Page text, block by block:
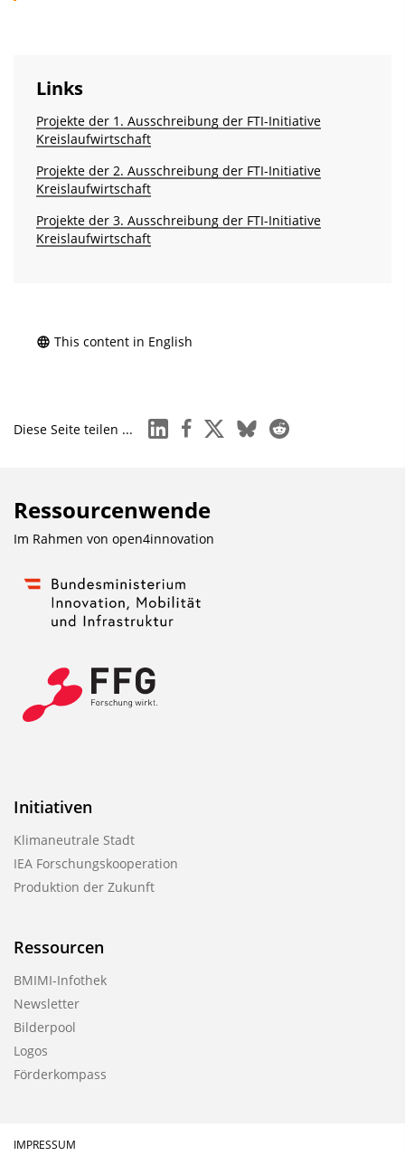
Links
Projekte der 1. Ausschreibung der FTI-Initiative
Kreislaufwirtschaft
Projekte der 2. Ausschreibung der FTI-Initiative
Kreislaufwirtschaft
Projekte der 3. Ausschreibung der FTI-Initiative
Kreislaufwirtschaft
This content in English
Diese Seite teilen ... linkedinfacebook
x blueskyreddit
Ressourcenwende
Im Rahmen von open4innovation
Initiativen
Klimaneutrale Stadt
IEA Forschungskooperation
Produktion der Zukunft
Ressourcen
BMIMI-Infothek
Newsletter
Bilderpool
Logos
Förderkompass
IMPRESSUM